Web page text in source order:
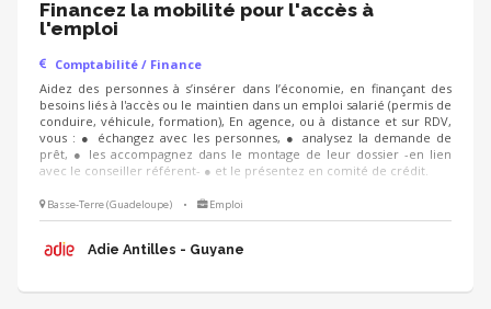
Financez la mobilité pour l'accès à
l'emploi
Comptabilité / Finance
Aidez des personnes à s’insérer dans l’économie, en finançant des
besoins liés à l'accès ou le maintien dans un emploi salarié (permis de
conduire, véhicule, formation), En agence, ou à distance et sur RDV,
vous : ● échangez avec les personnes, ● analysez la demande de
prêt, ● les accompagnez dans le montage de leur dossier -en lien
avec le conseiller référent- ● et le présentez en comité de crédit.
Basse-Terre (Guadeloupe) • Emploi
Adie Antilles - Guyane